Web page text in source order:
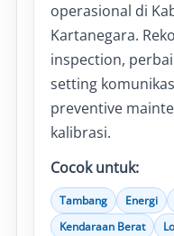
operasional di
Kartanegara.
inspection,
setting
preventive
kalibrasi.
Cocok untuk:
Tambang Energi
Kendaraan Berat